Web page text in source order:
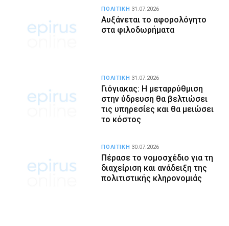
Αυξάνεται το αφορολόγητο
στα φιλοδωρήματα
ΠΟΛΙΤΙΚΗ 31.07.2026
Γιόγιακας: Η μεταρρύθμιση
στην ύδρευση θα βελτιώσει
τις υπηρεσίες και θα μειώσει
το κόστος
ΠΟΛΙΤΙΚΗ 31.07.2026
Πέρασε το νομοσχέδιο για τη
διαχείριση και ανάδειξη της
πολιτιστικής κληρονομιάς
ΠΟΛΙΤΙΚΗ 30.07.2026